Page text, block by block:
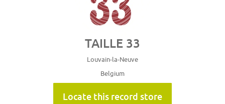
TAILLE 33
Louvain-la-Neuve
Belgium
Locate this record store